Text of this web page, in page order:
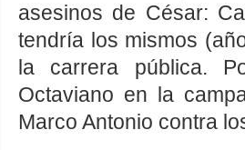
asesinos de César:
tendría los mismos
la carrera pública.
Octaviano en la
Marco Antonio contra